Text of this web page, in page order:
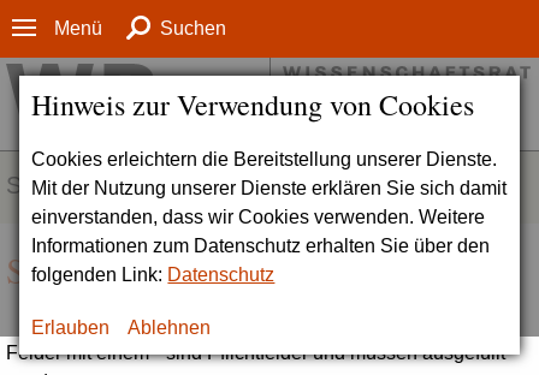
Hinweis zur Verwendung von Cookies
Cookies erleichtern die Bereitstellung unserer Dienste.
Mit der Nutzung unserer Dienste erklären Sie sich damit
einverstanden, dass wir Cookies verwenden. Weitere
Informationen zum Datenschutz erhalten Sie über den
folgenden Link: Datenschutz
Erlauben Ablehnen
Menü Suchen
SERVICE
Seite empfehlen
Felder mit einem * sind Pflichtfelder und müssen ausgefüllt